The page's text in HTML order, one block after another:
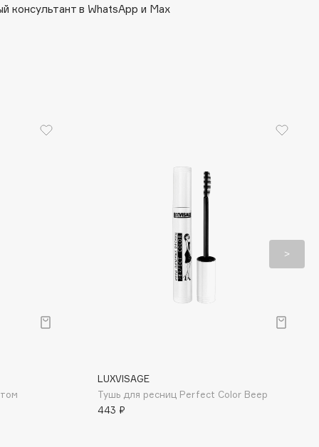
консультант в WhatsApp и Max
LUXVISAGE
Тушь для ресниц Perfect Color Веер
443 ₽